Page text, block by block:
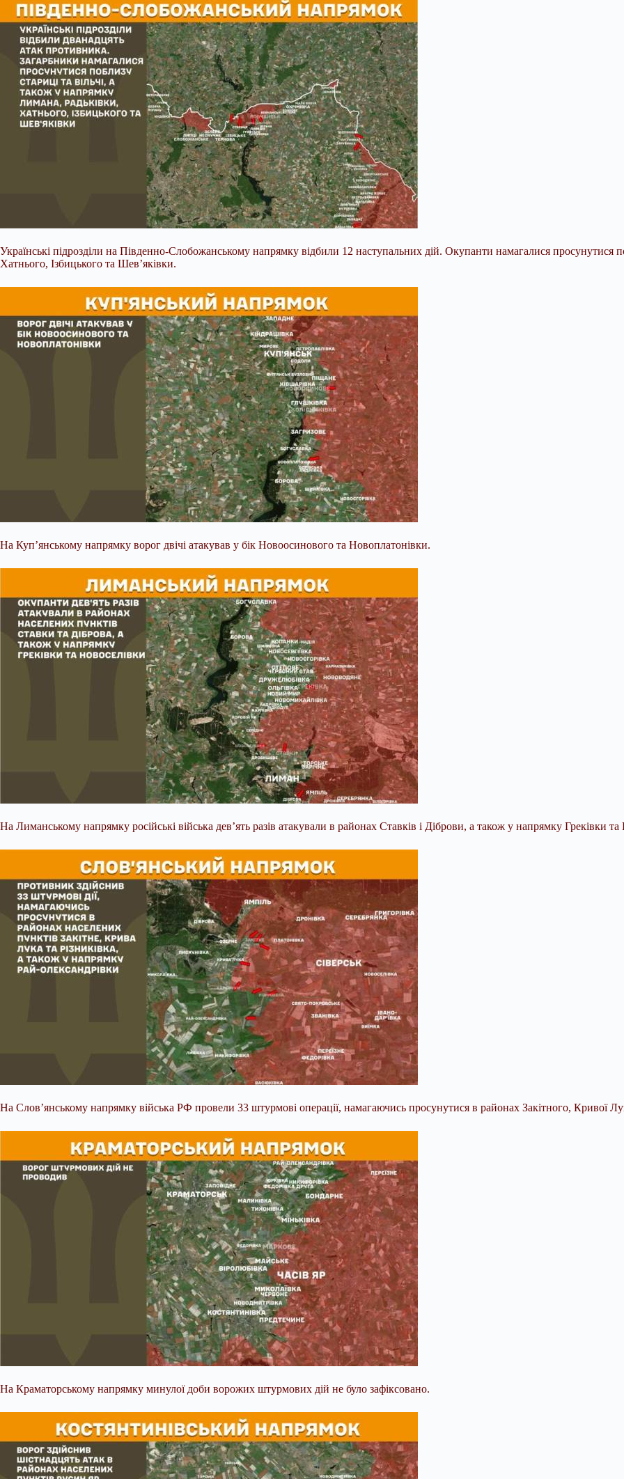
Українські підрозділи на Південно-Слобожанському напрямку відбили 12 наступальних дій. Окупанти намагалися просунутися
Хатнього, Ізбицького та Шев’яківки.
На Куп’янському напрямку ворог двічі атакував у бік Новоосинового та Новоплатонівки.
На Лиманському напрямку російські війська дев’ять разів атакували в районах Ставків і Діброви, а також у напрямку Греківки та
На Слов’янському напрямку війська РФ провели 33 штурмові операції, намагаючись просунутися в районах Закітного, Кривої
На Краматорському напрямку минулої доби ворожих штурмових дій не було зафіксовано.